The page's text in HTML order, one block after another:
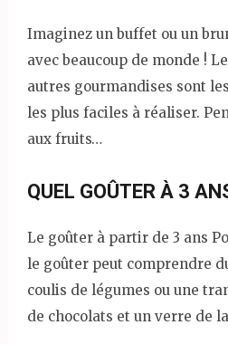
Imaginez un buffet ou un
avec beaucoup de monde !
autres gourmandises sont
les plus faciles à réaliser.
aux fruits…
QUEL GOÛTER À 3
Le goûter à partir de 3 ans
le goûter peut comprendre
coulis de légumes ou une
de chocolats et un verre de